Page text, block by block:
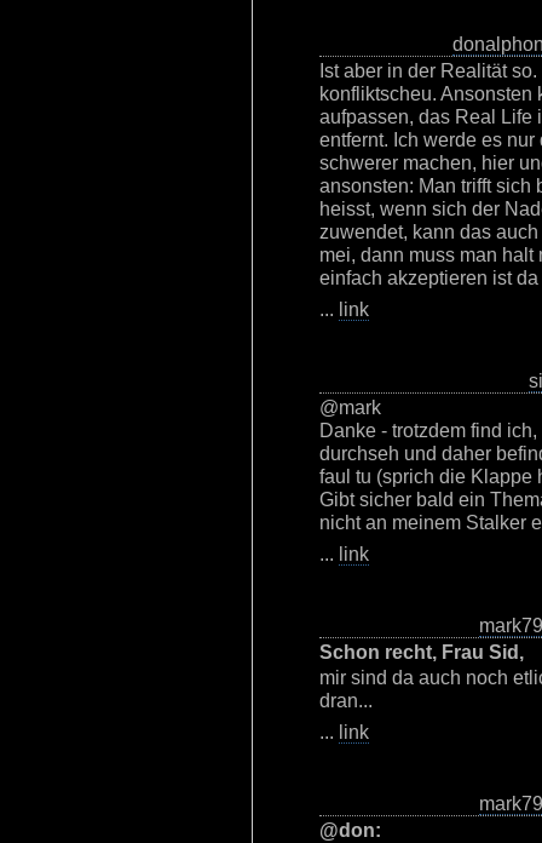
Ist aber in der Realität
konfliktscheu. Ansonsten
aufpassen, das Real Life
entfernt. Ich werde es
schwerer machen, hier
ansonsten: Man trifft sich
heisst, wenn sich der
zuwendet, kann das
mei, dann muss man
einfach akzeptieren ist
... link
@mark
Danke - trotzdem find
durchseh und daher
faul tu (sprich die Klappe
Gibt sicher bald ein
nicht an meinem Stalker
... link
Schon recht, Frau Sid,
mir sind da auch noch
dran...
... link
@don: